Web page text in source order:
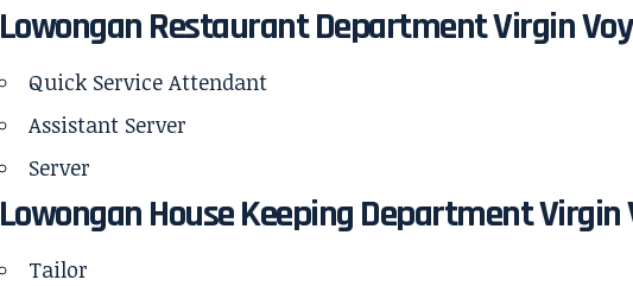
Lowongan Restaurant Department Virgin
Quick Service Attendant
Assistant Server
Server
Lowongan House Keeping Department Virgin
Tailor